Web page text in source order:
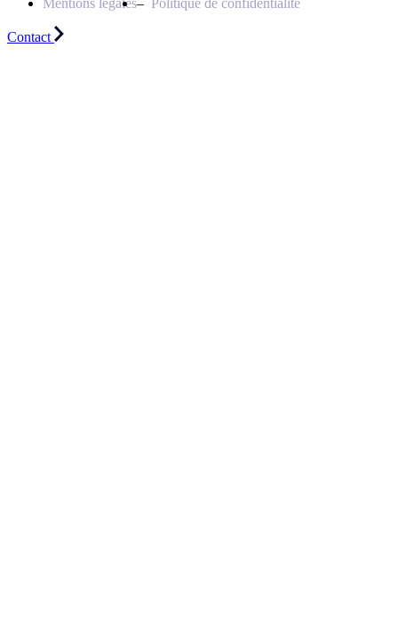
Mentions légales Politique de confidentialité
Contact